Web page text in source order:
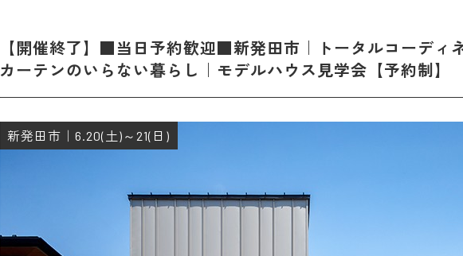
【開催終了】■当日予約歓迎■新発田市｜トータルコーディ
カーテンのいらない暮らし｜モデルハウス見学会【予約制】
新発田市｜6.20(土)～21(日)